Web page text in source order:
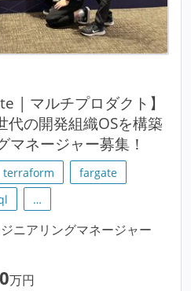
| マルチプロダクト】
代の開発組織OSを構築
マネージャー募集！
terraform
fargate
…
ニアリングマネージャー
万円